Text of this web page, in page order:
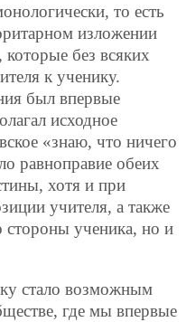
то есть
изложении
без всяких
к ученику.
был впервые
исходное
«знаю, что ничего
равноправие обеих
хотя и при
учителя, а также
стороны ученика, но и
стало возможным
где мы впервые